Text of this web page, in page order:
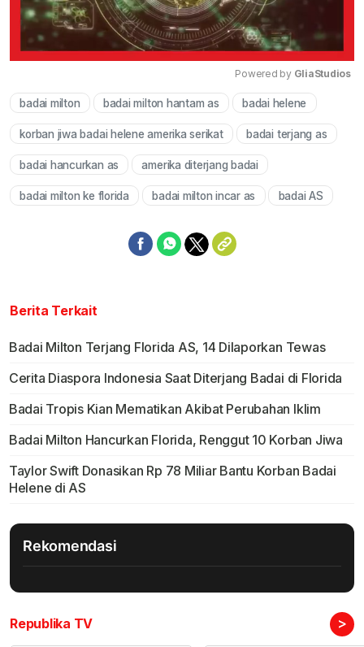
Mute
Powered by GliaStudios
badai milton badai milton hantam as badai helene
korban jiwa badai helene amerika serikat badai terjang as
badai hancurkan as amerika diterjang badai
badai milton ke florida badai milton incar as badai AS
Berita Terkait
Badai Milton Terjang Florida AS, 14 Dilaporkan Tewas
Cerita Diaspora Indonesia Saat Diterjang Badai di Florida
Badai Tropis Kian Mematikan Akibat Perubahan Iklim
Badai Milton Hancurkan Florida, Renggut 10 Korban Jiwa
Taylor Swift Donasikan Rp 78 Miliar Bantu Korban Badai
Helene di AS
Rekomendasi
Republika TV >